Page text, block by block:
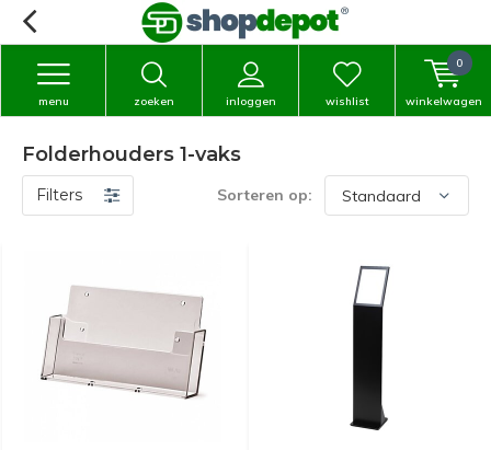
zoeken inloggen
menu wishlist winkelwagen
0
Folderhouders 1-vaks
Filters Sorteren op: